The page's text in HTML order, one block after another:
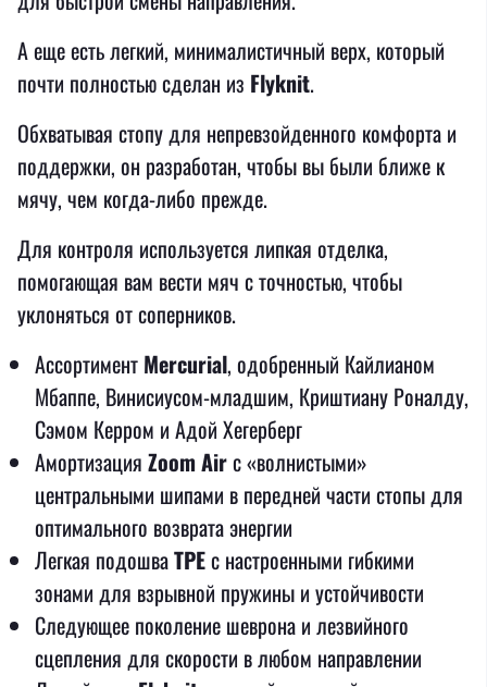
А еще есть легкий, минималистичный верх, который
почти полностью сделан из Flyknit.
Обхватывая стопу для непревзойденного комфорта и
поддержки, он разработан, чтобы вы были ближе к
мячу, чем когда-либо прежде.
Для контроля используется липкая отделка,
помогающая вам вести мяч с точностью, чтобы
уклоняться от соперников.
Ассортимент Mercurial, одобренный Кайлианом
Мбаппе, Винисиусом-младшим, Криштиану Роналду,
Сэмом Керром и Адой Хегерберг
Амортизация Zoom Airс «волнистыми»
центральными шипами в передней части стопы для
оптимального возврата энергии
Легкая подошваTPEс настроенными гибкими
зонами для взрывной пружины и устойчивости
Следующее поколение шеврона и лезвийного
сцепления для скорости в любом направлении